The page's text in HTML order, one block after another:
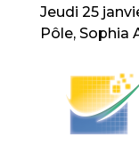
Jeudi 25
Pôle, Sophia